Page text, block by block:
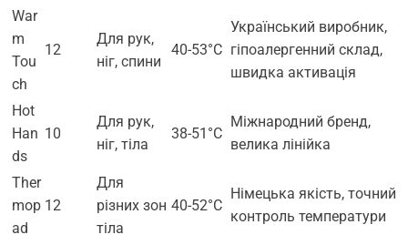
War
m
Tou
ch
12
Для рук,
ніг, спини
40-53°C
Український виробник,
гіпоалергенний склад,
швидка активація
Hot
Han
ds
10
Для рук,
ніг, тіла
38-51°C
Міжнародний бренд,
велика лінійка
Ther
mop
ad
12
Для
різних зон
тіла
40-52°C
Німецька якість, точний
контроль температури